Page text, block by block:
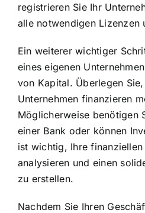
registrieren Sie Ihr
alle notwendigen Lizenzen
Ein weiterer wichtiger
eines eigenen
von Kapital. Überlegen
Unternehmen finanzieren
Möglicherweise benötigen
einer Bank oder können
ist wichtig, Ihre
analysieren und einen
zu erstellen.
Nachdem Sie Ihren